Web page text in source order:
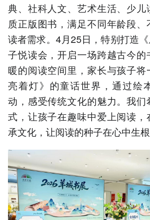
典、社科人文、艺术生活、少
质正版图书，满足不同年龄段
读者需求。4月25日，特别打造
子悦读会，开启一场跨越古今的
暖的阅读空间里，家长与孩子
亮着灯》的童话世界，通过绘
动，感受传统文化的魅力。我
式，让孩子在趣味中爱上阅读
承文化，让阅读的种子在心中生根